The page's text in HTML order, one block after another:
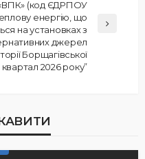
(код ЄДРПОУ
енергію, що
на установках з
джерел
Борщагівської
квартал 2026 року”